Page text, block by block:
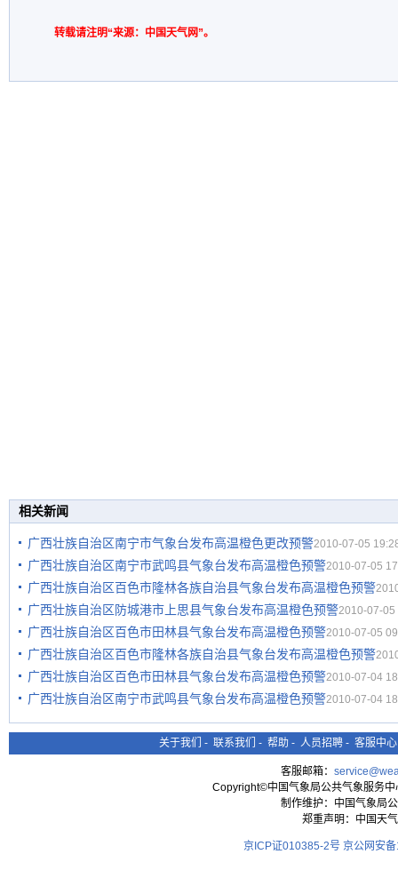
转载请注明“来源：中国天气网”。
相关新闻
广西壮族自治区南宁市气象台发布高温橙色更改预警2010-07-05
广西壮族自治区南宁市武鸣县气象台发布高温橙色预警2010-07-05
广西壮族自治区百色市隆林各族自治县气象台发布高温橙色预警
广西壮族自治区防城港市上思县气象台发布高温橙色预警2010-07-05
广西壮族自治区百色市田林县气象台发布高温橙色预警2010-07-05
广西壮族自治区百色市隆林各族自治县气象台发布高温橙色预警
广西壮族自治区百色市田林县气象台发布高温橙色预警2010-07-04
广西壮族自治区南宁市武鸣县气象台发布高温橙色预警2010-07-04
关于我们 - 联系我们 - 帮助 - 人员招聘 - 客服中心
客服邮箱：
Copyright©中国气象局公共气象服务
制作维护：中国气象局
郑重声明：中国天
京ICP证010385-2号 京公网安